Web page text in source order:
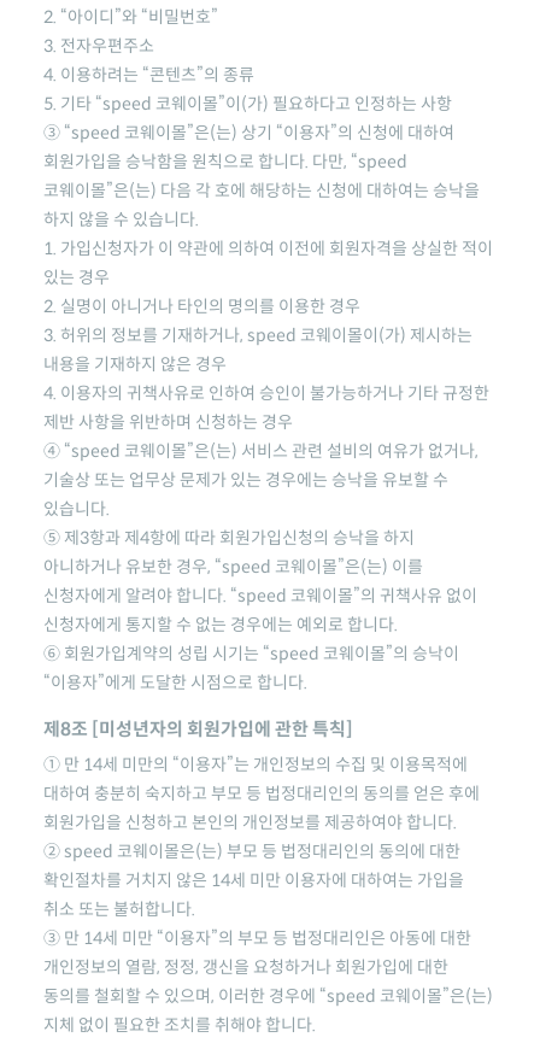
2. “아이디”와 “비밀번호”
3. 전자우편주소
4. 이용하려는 “콘텐츠”의 종류
5. 기타 “speed 코웨이몰”이(가) 필요하다고 인정하는 사항
③ “speed 코웨이몰”은(는) 상기 “이용자”의 신청에 대하여
회원가입을 승낙함을 원칙으로 합니다. 다만, “speed
코웨이몰”은(는) 다음 각 호에 해당하는 신청에 대하여는 승낙을
하지 않을 수 있습니다.
1. 가입신청자가 이 약관에 의하여 이전에 회원자격을 상실한 적이
있는 경우
2. 실명이 아니거나 타인의 명의를 이용한 경우
3. 허위의 정보를 기재하거나, speed 코웨이몰이(가) 제시하는
내용을 기재하지 않은 경우
4. 이용자의 귀책사유로 인하여 승인이 불가능하거나 기타 규정한
제반 사항을 위반하며 신청하는 경우
④ “speed 코웨이몰”은(는) 서비스 관련 설비의 여유가 없거나,
기술상 또는 업무상 문제가 있는 경우에는 승낙을 유보할 수
있습니다.
⑤ 제3항과 제4항에 따라 회원가입신청의 승낙을 하지
아니하거나 유보한 경우, “speed 코웨이몰”은(는) 이를
신청자에게 알려야 합니다. “speed 코웨이몰”의 귀책사유 없이
신청자에게 통지할 수 없는 경우에는 예외로 합니다.
⑥ 회원가입계약의 성립 시기는 “speed 코웨이몰”의 승낙이
“이용자”에게 도달한 시점으로 합니다.
제8조 [미성년자의 회원가입에 관한 특칙]
① 만 14세 미만의 “이용자”는 개인정보의 수집 및 이용목적에
대하여 충분히 숙지하고 부모 등 법정대리인의 동의를 얻은 후에
회원가입을 신청하고 본인의 개인정보를 제공하여야 합니다.
② speed 코웨이몰은(는) 부모 등 법정대리인의 동의에 대한
확인절차를 거치지 않은 14세 미만 이용자에 대하여는 가입을
취소 또는 불허합니다.
③ 만 14세 미만 “이용자”의 부모 등 법정대리인은 아동에 대한
개인정보의 열람, 정정, 갱신을 요청하거나 회원가입에 대한
동의를 철회할 수 있으며, 이러한 경우에 “speed 코웨이몰”은(는)
지체 없이 필요한 조치를 취해야 합니다.